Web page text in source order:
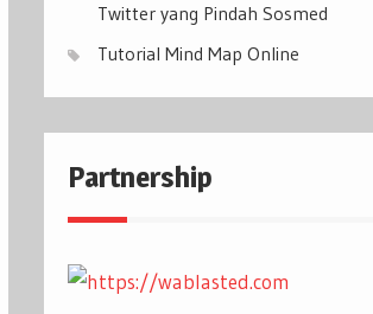
Twitter yang Pindah Sosmed
Tutorial Mind Map Online
Partnership